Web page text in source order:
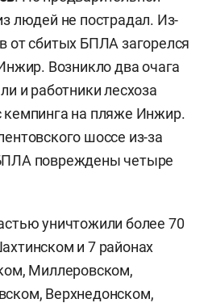
людей не пострадал. Из-
от сбитых БПЛА загорелся
Возникло два очага
и работники лесхоза
на пляже Инжир.
шоссе из-за
повреждены четыре
уничтожили более 70
и 7 районах
Миллеровском,
Верхнедонском,